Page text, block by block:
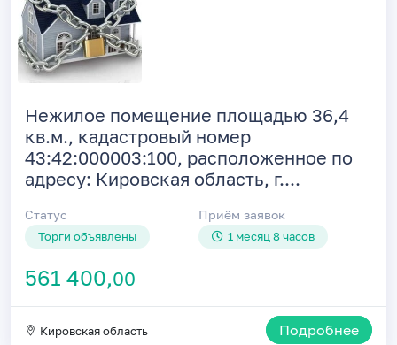
Нежилое помещение площадью 36,4
кв.м., кадастровый номер
43:42:000003:100, расположенное по
адресу: Кировская область, г....
Статус
Торги объявлены
Приём заявок
1 месяц 8 часов
561 400,00
Кировская область Подробнее